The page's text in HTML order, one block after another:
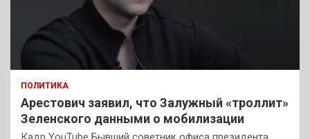
ПОЛИТИКА
Арестович заявил, что Залужный «троллит»
Зеленского данными о мобилизации